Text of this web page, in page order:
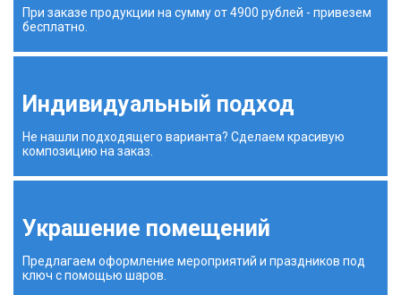
При заказе продукции на сумму от 4900 рублей - привезем
бесплатно.
Индивидуальный подход
Не нашли подходящего варианта? Сделаем красивую
композицию на заказ.
Украшение помещений
Предлагаем оформление мероприятий и праздников под
ключ с помощью шаров.